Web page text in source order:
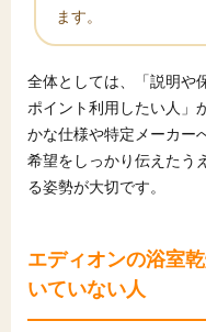
ます。
全体としては、「説明や
ポイント利用したい人」
かな仕様や特定メーカー
希望をしっかり伝えたう
る姿勢が大切です。
エディオンの浴室
いていない人